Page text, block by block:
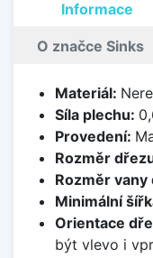
Informace
O značce Sinks
Materiál:
Síla plechu:
Provedení:
Rozměr
Rozměr vany
Minimální
Orientace
být vlevo i